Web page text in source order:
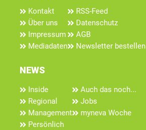
Kontakt
Über uns
Impressum
Mediadaten
RSS-Feed
Datenschutz
AGB
Newsletter bestellen
NEWS
Inside
Regional
Management
Persönlich
Auch das noch...
Jobs
myneva Woche